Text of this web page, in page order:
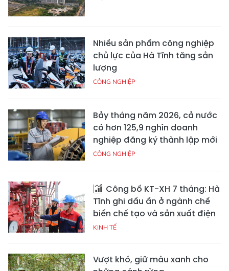
Nhiều sản phẩm công nghiệp
chủ lực của Hà Tĩnh tăng sản
lượng
CÔNG NGHIỆP
Bảy tháng năm 2026, cả nước
có hơn 125,9 nghìn doanh
nghiệp đăng ký thành lập mới
CÔNG NGHIỆP
Công bố KT-XH 7 tháng: Hà
Tĩnh ghi dấu ấn ở ngành chế
biến chế tạo và sản xuất điện
KINH TẾ
Vượt khó, giữ màu xanh cho